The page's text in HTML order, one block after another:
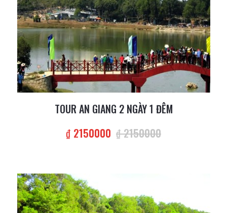
TOUR AN GIANG 2 NGÀY 1 ĐÊM
₫ 2150000 ₫ 2150000